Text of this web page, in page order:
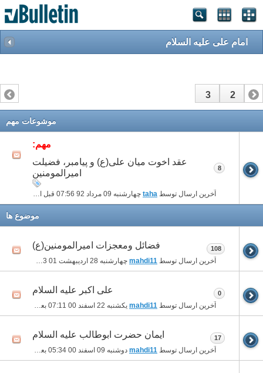
امام علی علیه السلام
1
2
3
موشوعات مهم
مهم:
عقد اخوت میان علی(ع) و پیامبر، فضیلت
امیرالمومنین
آخرین ارسال توسط taha چهارشنبه 09 مرداد 92 07:56 قبل از ظهر
8
موضوع ها
فضائل ومعجزات امیرالمومنین(ع)
آخرین ارسال توسط mahdi11 چهارشنبه 28 اردیبهشت 01 09:23 بعد از ظهر
108
علی اکبر علیه السلام
آخرین ارسال توسط mahdi11 یکشنبه 22 اسفند 00 07:11 بعد از ظهر
0
ایمان حضرت ابوطالب علیه السلام
آخرین ارسال توسط mahdi11 دوشنبه 09 اسفند 00 05:34 بعد از ظهر
17